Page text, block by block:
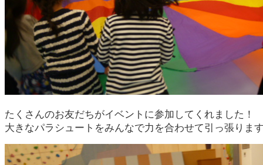
たくさんのお友だちがイベントに参加してくれました！
大きなパラシュートをみんなで力を合わせて引っ張りま